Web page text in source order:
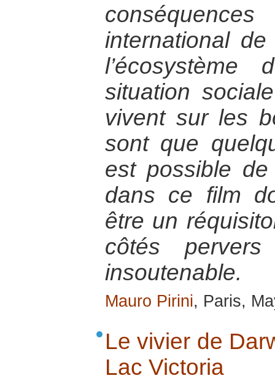
international
situation
vivent sur les
sont que
est possible
dans ce film
être un
côtés pervers
insoutenable.
Mauro Pirini, Paris,
Le vivier de
Lac Victoria